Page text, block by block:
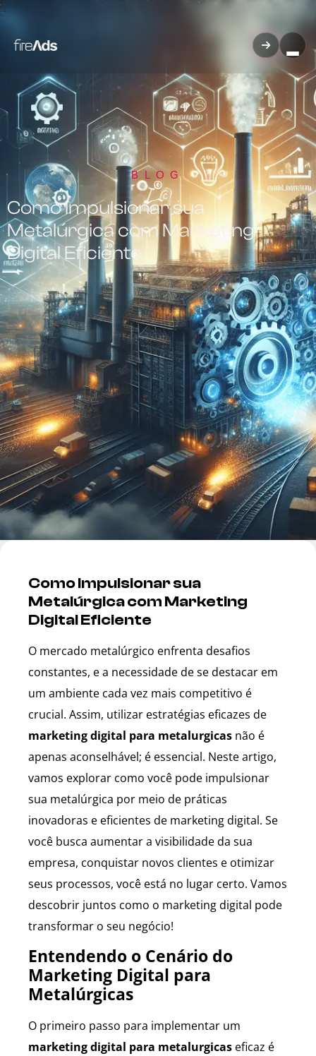
BLOG
Como Impulsionar sua
Metalúrgica com Marketing
Digital Eficiente
Como Impulsionar sua
Metalúrgica com Marketing
Digital Eficiente
O mercado metalúrgico enfrenta desafios
constantes, e a necessidade de se destacar em
um ambiente cada vez mais competitivo é
crucial. Assim, utilizar estratégias eficazes de
marketing digital para metalurgicas não é
apenas aconselhável; é essencial. Neste artigo,
vamos explorar como você pode impulsionar
sua metalúrgica por meio de práticas
inovadoras e eficientes de marketing digital. Se
você busca aumentar a visibilidade da sua
empresa, conquistar novos clientes e otimizar
seus processos, você está no lugar certo. Vamos
descobrir juntos como o marketing digital pode
transformar o seu negócio!
Entendendo o Cenário do
Marketing Digital para
Metalúrgicas
O primeiro passo para implementar um
marketing digital para metalurgicas eficaz é